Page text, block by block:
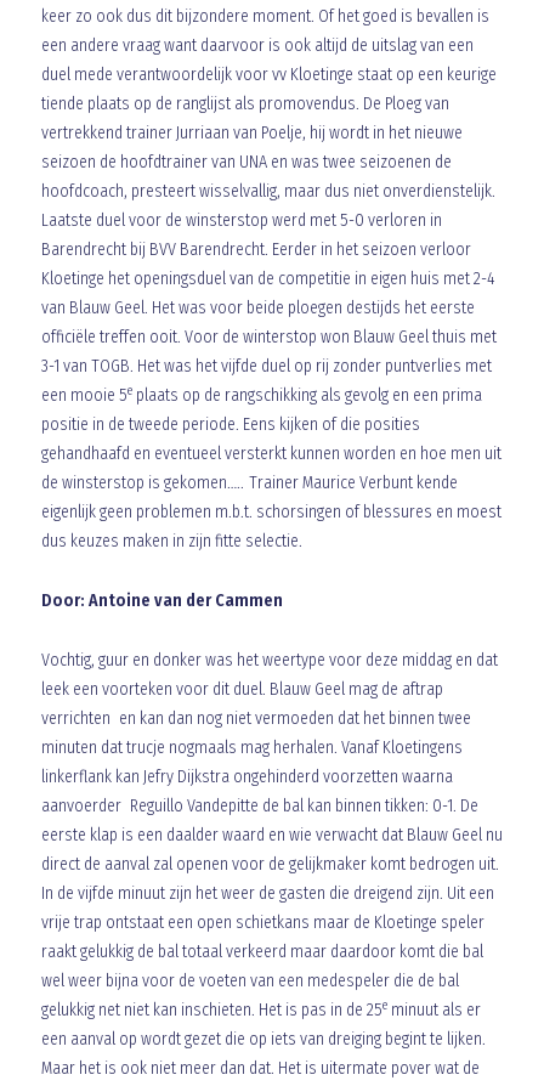
keer zo ook dus dit bijzondere moment. Of het goed is bevallen is
een andere vraag want daarvoor is ook altijd de uitslag van een
duel mede verantwoordelijk voor vv Kloetinge staat op een keurige
tiende plaats op de ranglijst als promovendus. De Ploeg van
vertrekkend trainer Jurriaan van Poelje, hij wordt in het nieuwe
seizoen de hoofdtrainer van UNA en was twee seizoenen de
hoofdcoach, presteert wisselvallig, maar dus niet onverdienstelijk.
Laatste duel voor de winsterstop werd met 5-0 verloren in
Barendrecht bij BVV Barendrecht. Eerder in het seizoen verloor
Kloetinge het openingsduel van de competitie in eigen huis met 2-4
van Blauw Geel. Het was voor beide ploegen destijds het eerste
officiële treffen ooit. Voor de winterstop won Blauw Geel thuis met
3-1 van TOGB. Het was het vijfde duel op rij zonder puntverlies met
een mooie 5eplaats op de rangschikking als gevolg en een prima
positie in de tweede periode. Eens kijken of die posities
gehandhaafd en eventueel versterkt kunnen worden en hoe men uit
de winsterstop is gekomen….. Trainer Maurice Verbunt kende
eigenlijk geen problemen m.b.t. schorsingen of blessures en moest
dus keuzes maken in zijn fitte selectie.
Door: Antoine van der Cammen
Vochtig, guur en donker was het weertype voor deze middag en dat
leek een voorteken voor dit duel. Blauw Geel mag de aftrap
verrichten en kan dan nog niet vermoeden dat het binnen twee
minuten dat trucje nogmaals mag herhalen. Vanaf Kloetingens
linkerflank kan Jefry Dijkstra ongehinderd voorzetten waarna
aanvoerder Reguillo Vandepitte de bal kan binnen tikken: 0-1. De
eerste klap is een daalder waard en wie verwacht dat Blauw Geel nu
direct de aanval zal openen voor de gelijkmaker komt bedrogen uit.
In de vijfde minuut zijn het weer de gasten die dreigend zijn. Uit een
vrije trap ontstaat een open schietkans maar de Kloetinge speler
raakt gelukkig de bal totaal verkeerd maar daardoor komt die bal
wel weer bijna voor de voeten van een medespeler die de bal
gelukkig net niet kan inschieten. Het is pas in de 25eminuut als er
een aanval op wordt gezet die op iets van dreiging begint te lijken.
Maar het is ook niet meer dan dat. Het is uitermate pover wat de